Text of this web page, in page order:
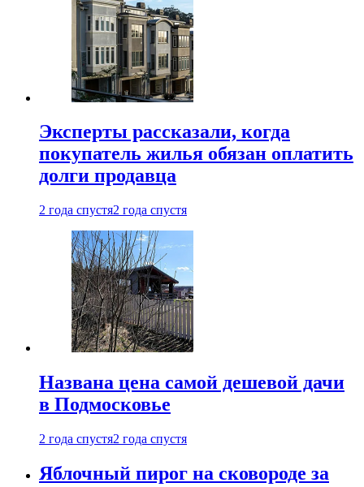
Эксперты рассказали, когда
покупатель жилья обязан оплатить
долги продавца
2 года спустя2 года спустя
Названа цена самой дешевой дачи
в Подмосковье
2 года спустя2 года спустя
Яблочный пирог на сковороде за